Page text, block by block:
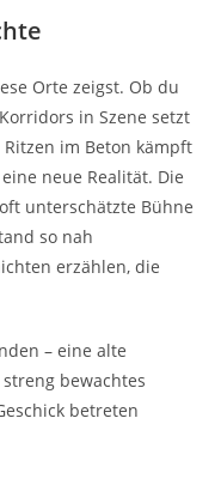
Orte zeigst. Ob du
in Szene setzt
im Beton kämpft
neue Realität. Die
unterschätzte Bühne
so nah
erzählen, die
– eine alte
bewachtes
betreten